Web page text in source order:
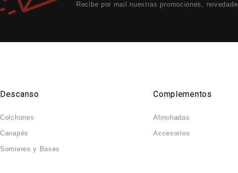
Recibe por mail nuestras promociones,
Descanso
Colchones
Canapés
Somieres y Bases
Complementos
Almohadas
Accesorios